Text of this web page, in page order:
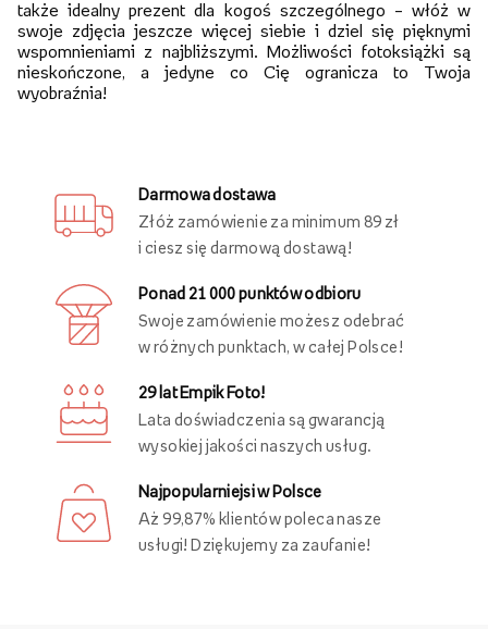
także idealny prezent dla kogoś szczególnego – włóż w
swoje zdjęcia jeszcze więcej siebie i dziel się pięknymi
wspomnieniami z najbliższymi. Możliwości fotoksiążki są
nieskończone, a jedyne co Cię ogranicza to Twoja
wyobraźnia!
Darmowa dostawa
Złóż zamówienie za minimum 89 zł
i ciesz się darmową dostawą!
Ponad 21 000 punktów odbioru
Swoje zamówienie możesz odebrać
w różnych punktach, w całej Polsce!
29 lat Empik Foto!
Lata doświadczenia są gwarancją
wysokiej jakości naszych usług.
Najpopularniejsi w Polsce
Aż 99,87% klientów poleca nasze
usługi! Dziękujemy za zaufanie!